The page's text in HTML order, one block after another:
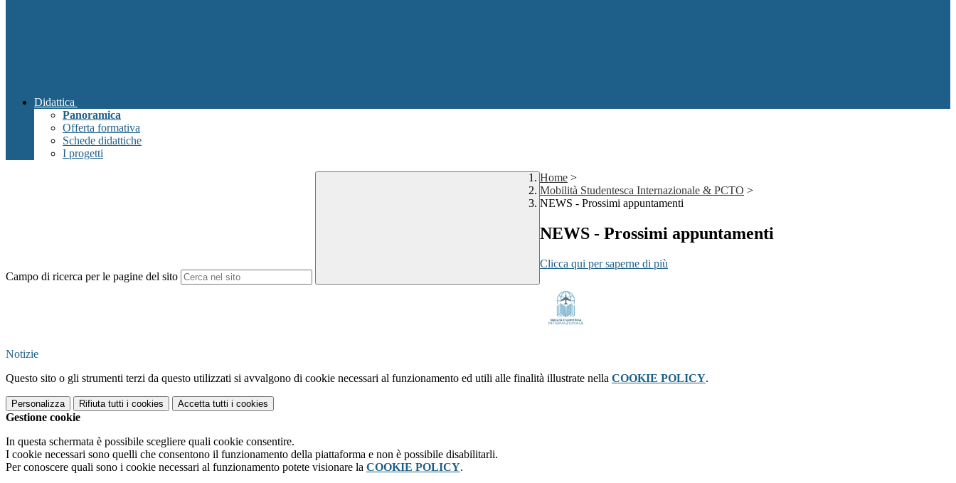
Didattica
Panoramica
Offerta formativa
Schede didattiche
I progetti
Campo di ricerca per le pagine del sito
Home >
Mobilità Studentesca Internazionale & PCTO >
NEWS - Prossimi appuntamenti
NEWS - Prossimi appuntamenti
Clicca qui per saperne di più
Notizie
Questo sito o gli strumenti terzi da questo utilizzati si avvalgono di cookie necessari al funzionamento ed utili alle finalità illustrate nella COOKIE POLICY.
Personalizza Rifiuta tutti i cookies Accetta tutti i cookies
Gestione cookie
In questa schermata è possibile scegliere quali cookie consentire.
I cookie necessari sono quelli che consentono il funzionamento della piattaforma e non è possibile disabilitarli.
Per conoscere quali sono i cookie necessari al funzionamento potete visionare la COOKIE POLICY.